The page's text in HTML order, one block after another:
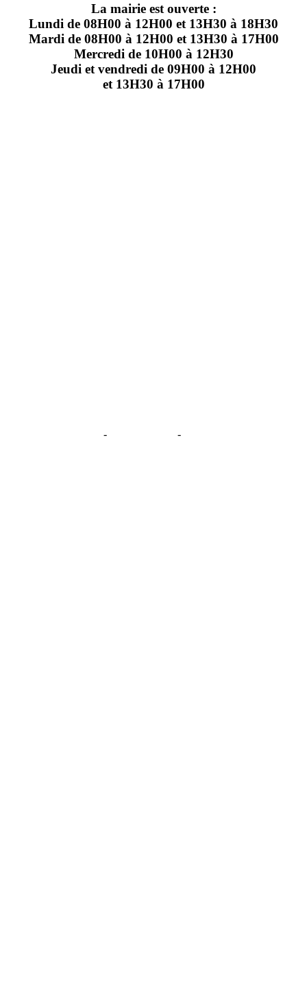
La mairie est ouverte :
Lundi de 08H00 à 12H00 et 13H30 à 18H30
Mardi de 08H00 à 12H00 et 13H30 à 17H00
Mercredi de 10H00 à 12H30
Jeudi et vendredi de 09H00 à 12H00
et 13H30 à 17H00
- -